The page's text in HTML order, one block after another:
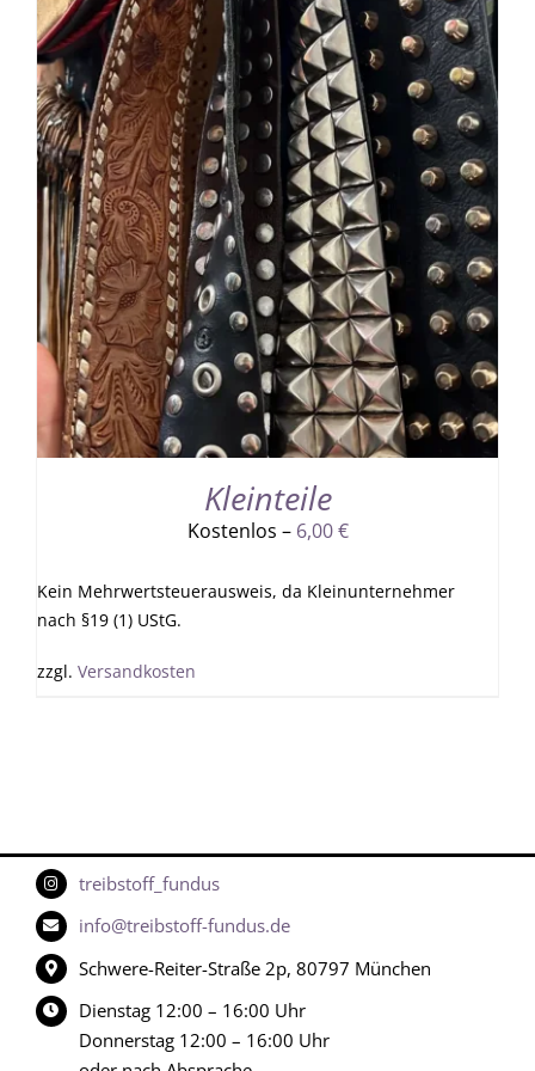
Kleinteile
Kostenlos – 6,00€
Kein Mehrwertsteuerausweis, da Kleinunternehmer
nach §19 (1) UStG.
zzgl. Versandkosten
treibstoff_fundus
info@treibstoff-fundus.de
Schwere-Reiter-Straße 2p, 80797 München
Dienstag 12:00 – 16:00 Uhr
Donnerstag 12:00 – 16:00 Uhr